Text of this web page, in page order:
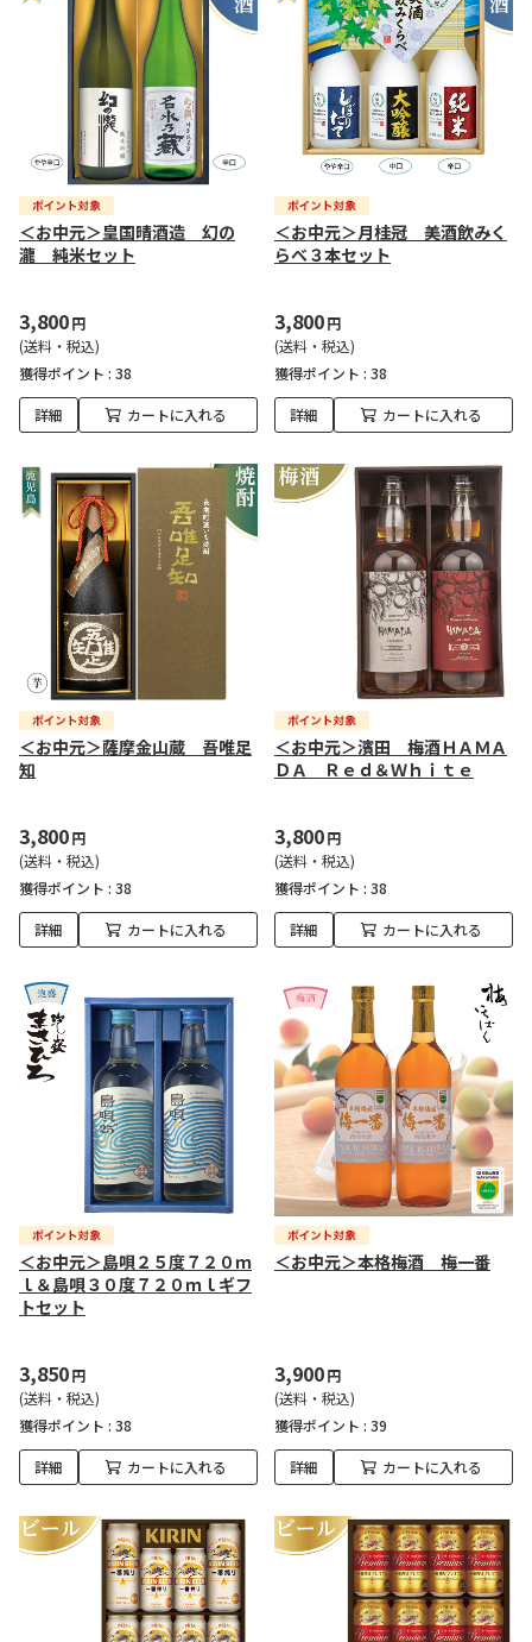
＜お中元＞皇国晴酒造 幻の
瀧 純米セット
3,800円
(送料・税込)
獲得ポイント : 38
詳細 カートに入れる
＜お中元＞月桂冠 美酒飲みく
らべ３本セット
3,800円
(送料・税込)
獲得ポイント : 38
詳細 カートに入れる
＜お中元＞薩摩金山蔵 吾唯足
知
3,800円
(送料・税込)
獲得ポイント : 38
詳細 カートに入れる
＜お中元＞濱田 梅酒ＨＡＭＡ
ＤＡ Ｒｅｄ＆Ｗｈｉｔｅ
3,800円
(送料・税込)
獲得ポイント : 38
詳細 カートに入れる
＜お中元＞島唄２５度７２０ｍ
ｌ＆島唄３０度７２０ｍｌギフ
トセット
3,850円
(送料・税込)
獲得ポイント : 38
詳細 カートに入れる
＜お中元＞本格梅酒 梅一番
3,900円
(送料・税込)
獲得ポイント : 39
詳細 カートに入れる